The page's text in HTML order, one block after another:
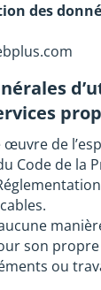
des
œuvre de
Code de la
son
ou